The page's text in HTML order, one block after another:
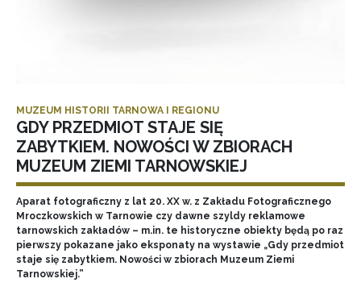
MUZEUM HISTORII TARNOWA I REGIONU
GDY PRZEDMIOT STAJE SIĘ
ZABYTKIEM. NOWOŚCI W ZBIORACH
MUZEUM ZIEMI TARNOWSKIEJ
Aparat fotograficzny z lat 20. XX w. z Zakładu Fotograficznego
Mroczkowskich w Tarnowie czy dawne szyldy reklamowe
tarnowskich zakładów – m.in. te historyczne obiekty będą po raz
pierwszy pokazane jako eksponaty na wystawie „Gdy przedmiot
staje się zabytkiem. Nowości w zbiorach Muzeum Ziemi
Tarnowskiej.”